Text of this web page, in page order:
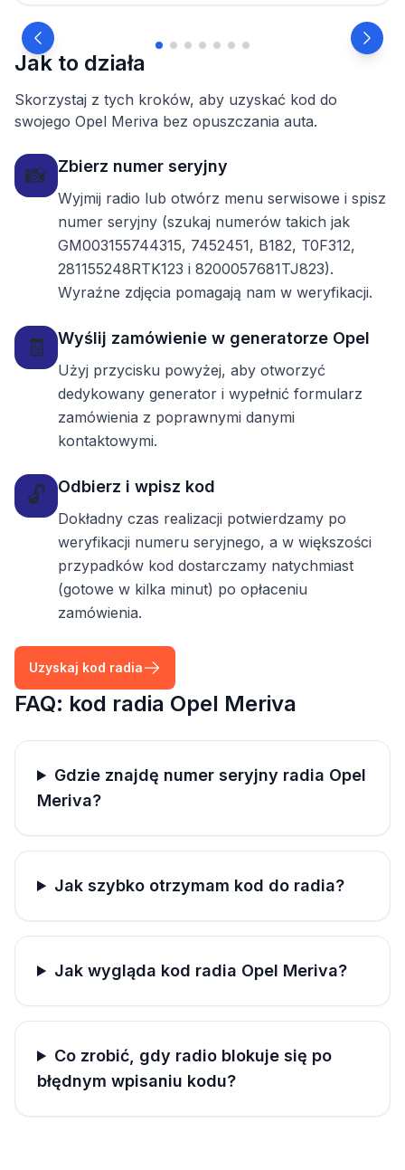
Jak to działa
Skorzystaj z tych kroków, aby uzyskać kod do
swojego Opel Meriva bez opuszczania auta.
📸 Zbierz numer seryjny
Wyjmij radio lub otwórz menu serwisowe i spisz
numer seryjny (szukaj numerów takich jak
GM003155744315, 7452451, B182, T0F312,
281155248RTK123 i 8200057681TJ823).
Wyraźne zdjęcia pomagają nam w weryfikacji.
🧾 Wyślij zamówienie w generatorze Opel
Użyj przycisku powyżej, aby otworzyć
dedykowany generator i wypełnić formularz
zamówienia z poprawnymi danymi
kontaktowymi.
🔓 Odbierz i wpisz kod
Dokładny czas realizacji potwierdzamy po
weryfikacji numeru seryjnego, a w większości
przypadków kod dostarczamy natychmiast
(gotowe w kilka minut) po opłaceniu
zamówienia.
Uzyskaj kod radia
FAQ: kod radia Opel Meriva
Gdzie znajdę numer seryjny radia Opel
Meriva?
Jak szybko otrzymam kod do radia?
Jak wygląda kod radia Opel Meriva?
Co zrobić, gdy radio blokuje się po
błędnym wpisaniu kodu?